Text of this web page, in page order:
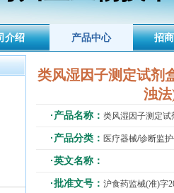
介绍 产品中心 招
类风湿因子测定试剂
浊法
·产品名称： 类风湿因子测定
·产品分类： 医疗器械/诊断监
·英文名称：
·批准文号： 沪食药监械(准)字